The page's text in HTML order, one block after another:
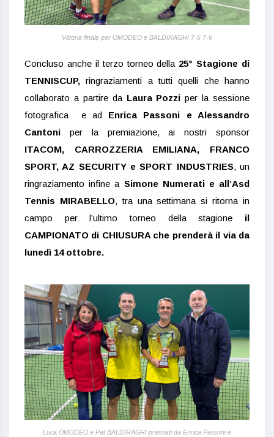
Vittoria finale per OMODEO e BALDIRAGHI 7-6 7-6
Concluso anche il terzo torneo della 25° Stagione di
TENNISCUP,ringraziamenti a tutti quelli che hanno
collaborato a partire da Laura Pozzi per la sessione
fotografica e ad Enrica Passoni e Alessandro
Cantoni per la premiazione, ai nostri sponsor
ITACOM, CARROZZERIA EMILIANA, FRANCO
SPORT, AZ SECURITY e SPORT INDUSTRIES, un
ringraziamento infine a Simone Numerati e all’Asd
Tennis MIRABELLO, tra una settimana si ritorna in
campo per l’ultimo torneo della stagione il
CAMPIONATO di CHIUSURA che prenderà il via da
lunedì 14 ottobre.
Luca OMODEO e Pat BALDIRAGHI premiati da Enrica Passoni e